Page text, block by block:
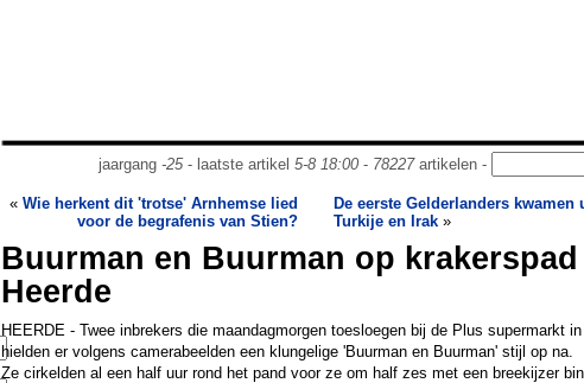
jaargang -25- laatste artikel 5-8 18:00- 78227artikelen -
« Wie herkent dit 'trotse' Arnhemse lied
voor de begrafenis van Stien?
De eerste Gelderlanders kwamen
Turkije en Irak »
Buurman en Buurman op
Heerde
HEERDE - Twee inbrekers die maandagmorgen toesloegen bij de Plus supermarkt in
hielden er volgens camerabeelden een klungelige 'Buurman en Buurman' stijl op na.
Ze cirkelden al een half uur rond het pand voor ze om half zes met een breekijzer